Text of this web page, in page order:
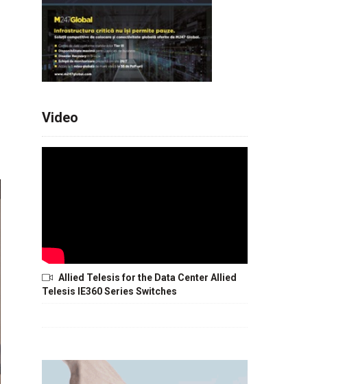
Video
Allied Telesis for the Data Center Allied
Telesis IE360 Series Switches